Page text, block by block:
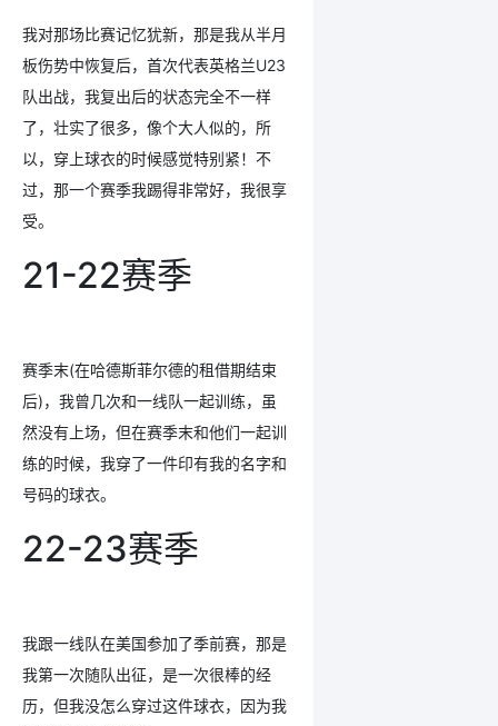
我对那场比赛记忆犹新，那是我从半月
板伤势中恢复后，首次代表英格兰U23
队出战，我复出后的状态完全不一样
了，壮实了很多，像个大人似的，所
以，穿上球衣的时候感觉特别紧！不
过，那一个赛季我踢得非常好，我很享
受。
21-22赛季
赛季末(在哈德斯菲尔德的租借期结束
后)，我曾几次和一线队一起训练，虽
然没有上场，但在赛季末和他们一起训
练的时候，我穿了一件印有我的名字和
号码的球衣。
22-23赛季
我跟一线队在美国参加了季前赛，那是
我第一次随队出征，是一次很棒的经
历，但我没怎么穿过这件球衣，因为我